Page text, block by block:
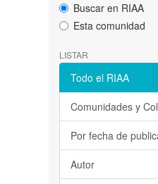
Buscar en RIAA
Esta comunidad
LISTAR
Todo el RIAA
Comunidades y
Por fecha de
Autor